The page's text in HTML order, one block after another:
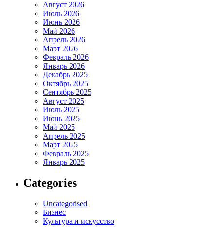
Август 2026
Июль 2026
Июнь 2026
Май 2026
Апрель 2026
Март 2026
Февраль 2026
Январь 2026
Декабрь 2025
Октябрь 2025
Сентябрь 2025
Август 2025
Июль 2025
Июнь 2025
Май 2025
Апрель 2025
Март 2025
Февраль 2025
Январь 2025
Categories
Uncategorised
Бизнес
Культура и искусство